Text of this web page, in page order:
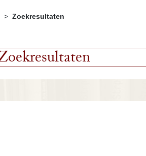
Zoekresultaten